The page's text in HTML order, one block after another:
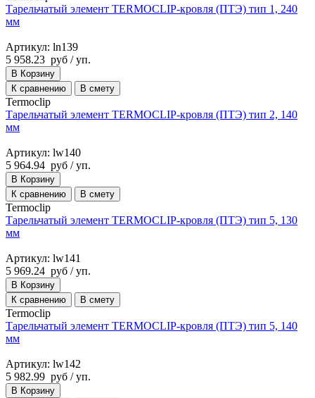
Тарельчатый элемент TERMOCLIP-кровля (ПТЭ) тип 1, 240
мм
Артикул: ln139
5 958.23 руб / уп.
В Корзину
К сравнению
В смету
Termoclip
Тарельчатый элемент TERMOCLIP-кровля (ПТЭ) тип 2, 140
мм
Артикул: lw140
5 964.94 руб / уп.
В Корзину
К сравнению
В смету
Termoclip
Тарельчатый элемент TERMOCLIP-кровля (ПТЭ) тип 5, 130
мм
Артикул: lw141
5 969.24 руб / уп.
В Корзину
К сравнению
В смету
Termoclip
Тарельчатый элемент TERMOCLIP-кровля (ПТЭ) тип 5, 140
мм
Артикул: lw142
5 982.99 руб / уп.
В Корзину